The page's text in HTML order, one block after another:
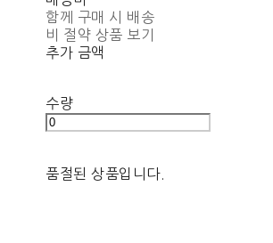
함께 구매 시 배송
비 절약 상품 보기
추가 금액
수량
품절된 상품입니다.